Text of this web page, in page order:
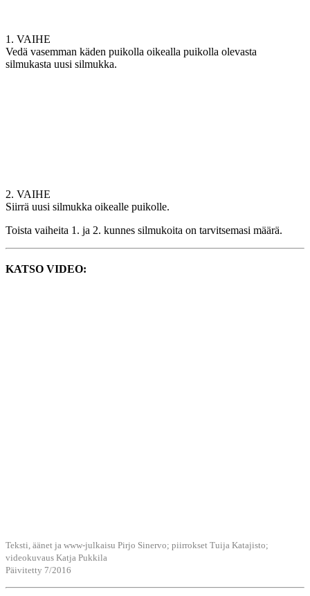
1. VAIHE
Vedä vasemman käden puikolla oikealla puikolla olevasta
silmukasta uusi silmukka.
2. VAIHE
Siirrä uusi silmukka oikealle puikolle.
Toista vaiheita 1. ja 2. kunnes silmukoita on tarvitsemasi määrä.
KATSO VIDEO:
Teksti, äänet ja www-julkaisu Pirjo Sinervo; piirrokset Tuija Katajisto;
videokuvaus Katja Pukkila
Päivitetty 7/2016